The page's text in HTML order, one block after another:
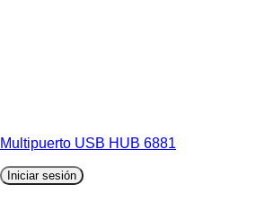
Multipuerto USB HUB 6881
Iniciar sesión